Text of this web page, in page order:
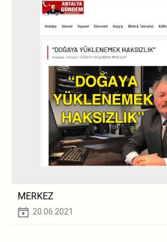
MERKEZ
20.06.2021